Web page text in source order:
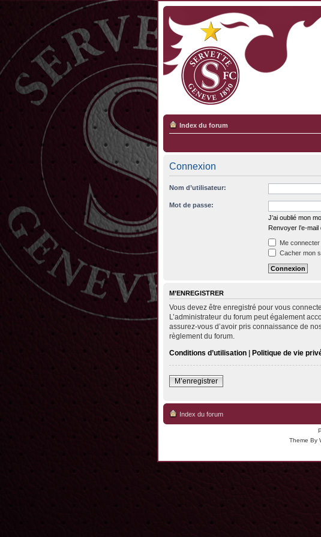
Index du forum
Connexion
Nom d’utilisateur:
Mot de passe:
J’ai oublié mon
Renvoyer l’e-
Me
Cacher mon
M’ENREGISTRER
Vous devez être enregistré pour vous
L’administrateur du forum peut également
assurez-vous d’avoir pris connaissance de
règlement du forum.
Conditions d’utilisation | Politique de vie
M’enregistrer
Index du forum
Theme By